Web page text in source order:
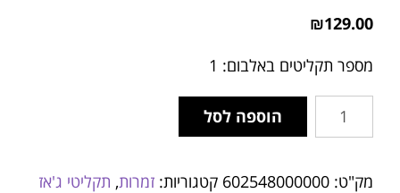
₪129.00
מספר תקליטים באלבום: 1
הוספה לסל
מק"ט: 602548000000 קטגוריות: זמרות, תקליטי ג'אז